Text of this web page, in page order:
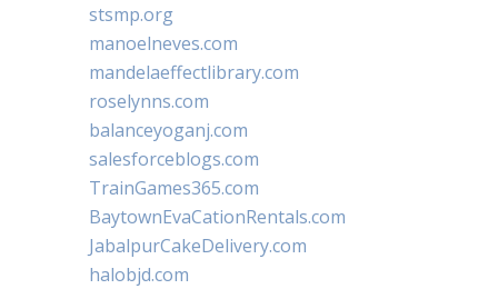
stsmp.org
manoelneves.com
mandelaeffectlibrary.com
roselynns.com
balanceyoganj.com
salesforceblogs.com
TrainGames365.com
BaytownEvaCationRentals.com
JabalpurCakeDelivery.com
halobjd.com